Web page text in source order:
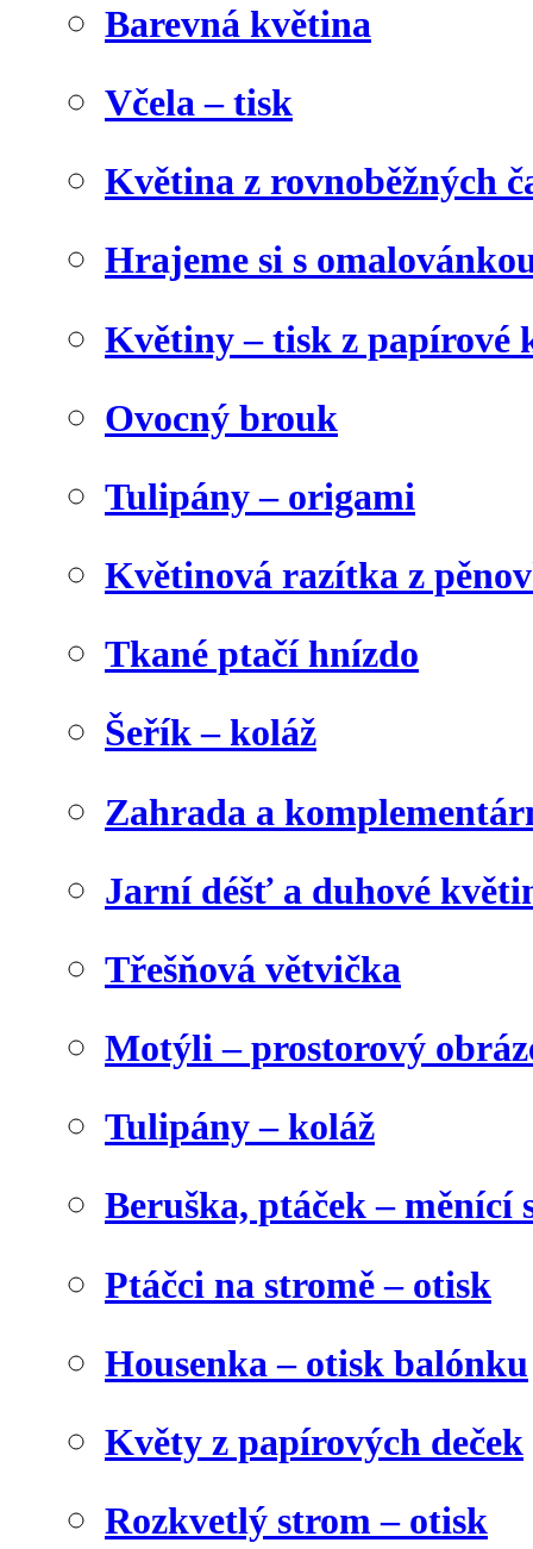
Barevná květina
Včela – tisk
Květina z rovnoběžných
Hrajeme si s
Květiny – tisk z papírové
Ovocný brouk
Tulipány – origami
Květinová razítka z
Tkané ptačí hnízdo
Šeřík – koláž
Zahrada a
Jarní déšť a duhové
Třešňová větvička
Motýli – prostorový
Tulipány – koláž
Beruška, ptáček – měnící
Ptáčci na stromě – otisk
Housenka – otisk balónku
Květy z papírových deček
Rozkvetlý strom – otisk